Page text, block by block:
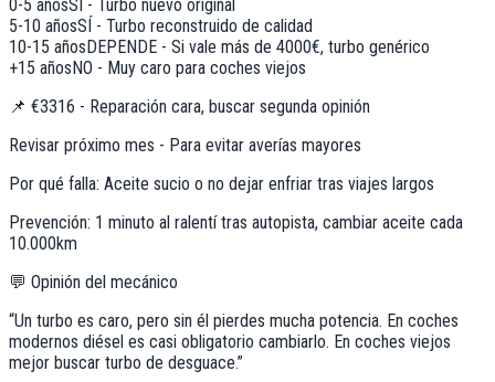
0-5 añosSÍ - Turbo nuevo original
5-10 añosSÍ - Turbo reconstruido de calidad
10-15 añosDEPENDE - Si vale más de 4000€, turbo genérico
+15 añosNO - Muy caro para coches viejos
📌 €3316 - Reparación cara, buscar segunda opinión
Revisar próximo mes - Para evitar averías mayores
Por qué falla: Aceite sucio o no dejar enfriar tras viajes largos
Prevención: 1 minuto al ralentí tras autopista, cambiar aceite cada
10.000km
💬 Opinión del mecánico
“Un turbo es caro, pero sin él pierdes mucha potencia. En coches
modernos diésel es casi obligatorio cambiarlo. En coches viejos
mejor buscar turbo de desguace.”